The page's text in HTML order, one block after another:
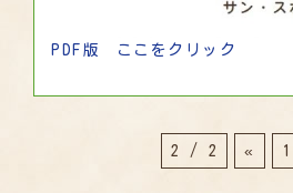
PDF版 ここをクリック
2 / 2 « 1